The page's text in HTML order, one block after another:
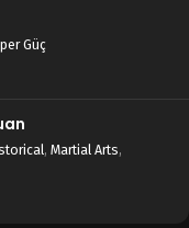
Güç
, Martial Arts,